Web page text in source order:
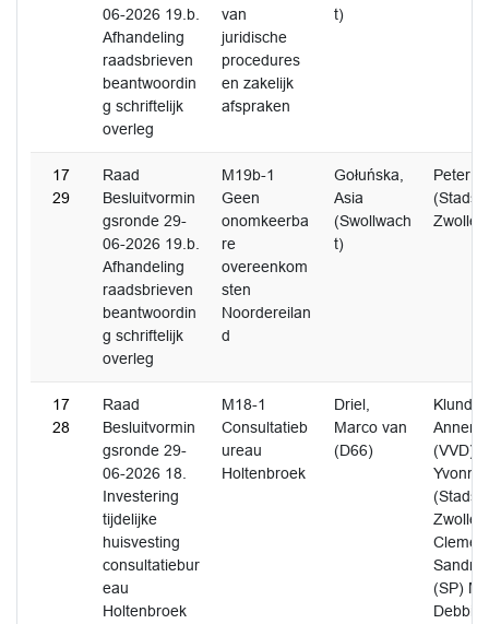
06-2026 19.b.
Afhandeling
raadsbrieven
beantwoordin
g schriftelijk
overleg
van
juridische
procedures
en zakelijk
afspraken
t)
17
29
Raad
Besluitvormin
gsronde 29-
06-2026 19.b.
Afhandeling
raadsbrieven
beantwoordin
g schriftelijk
overleg
M19b-1
Geen
onomkeerba
re
overeenkom
sten
Noordereilan
d
Gołuńska,
Asia
(Swollwach
t)
Peter
Zwolle)
17
28
Raad
Besluitvormin
gsronde 29-
06-2026 18.
Investering
tijdelijke
huisvesting
consultatiebur
eau
Holtenbroek
M18-1
Consultatieb
ureau
Holtenbroek
Driel,
Marco van
(D66)
(VVD)
Yvonne
Zwolle)
Sandra
(SP)
Debbie